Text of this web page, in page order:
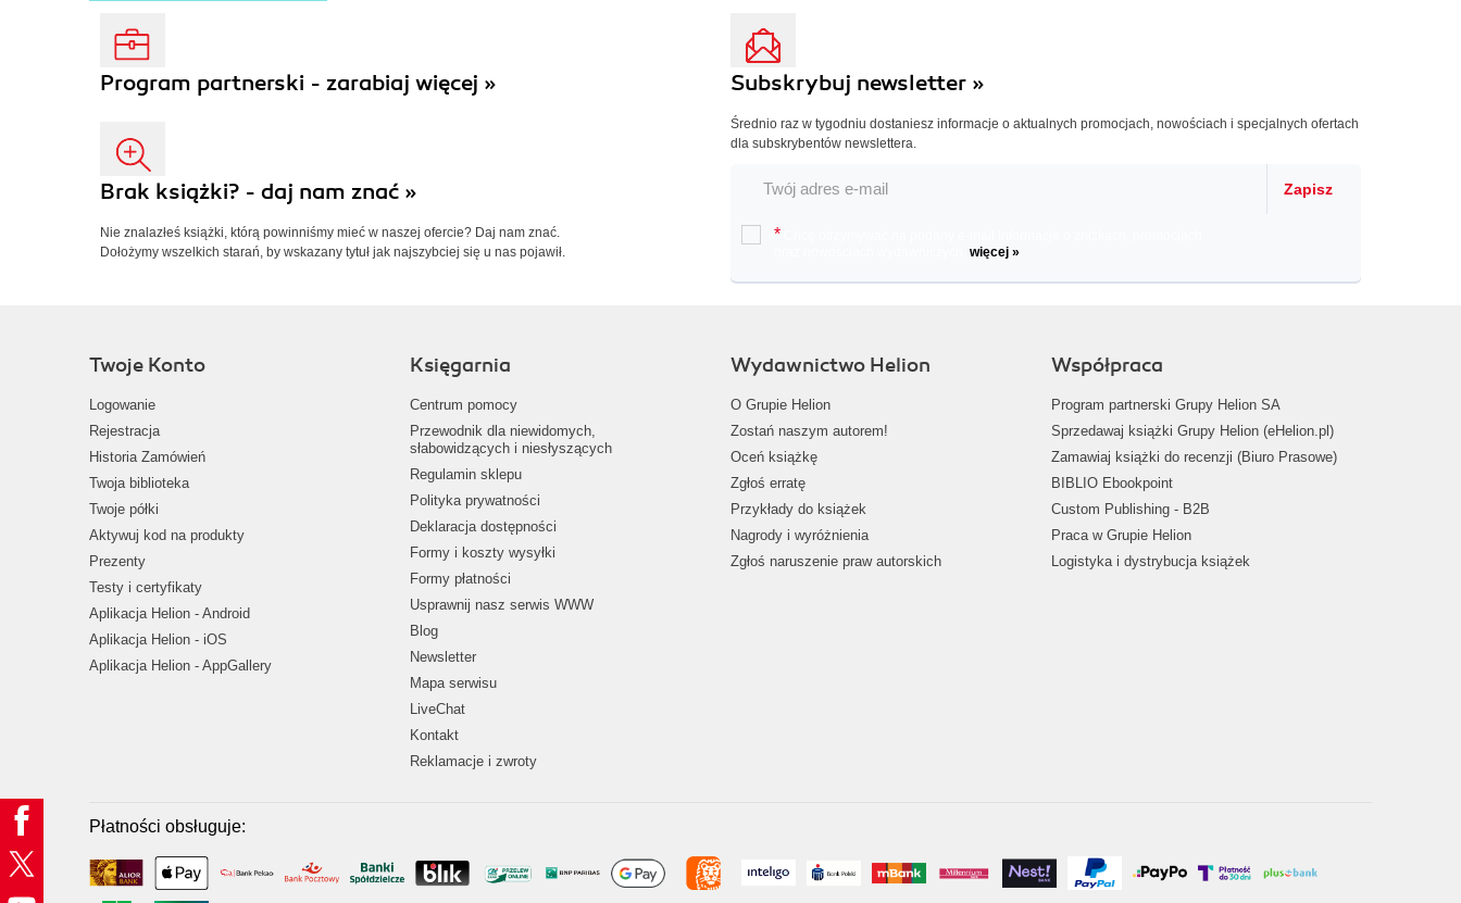
Program partnerski - zarabiaj więcej »
Brak książki? - daj nam znać »
Nie znalazłeś książki, którą powinniśmy mieć w naszej ofercie? Daj nam znać.
Dołożymy wszelkich starań, by wskazany tytuł jak najszybciej się u nas pojawił.
Subskrybuj newsletter »
Średnio raz w tygodniu dostaniesz informacje o aktualnych promocjach, nowościach i specjalnych ofertach
dla subskrybentów newslettera.
Zapisz
*
więcej »
Twoje Konto
Logowanie
Rejestracja
Historia Zamówień
Twoja biblioteka
Twoje półki
Aktywuj kod na produkty
Prezenty
Testy i certyfikaty
Aplikacja Helion - Android
Aplikacja Helion - iOS
Aplikacja Helion - AppGallery
Księgarnia
Centrum pomocy
Przewodnik dla niewidomych,
słabowidzących i niesłyszących
Regulamin sklepu
Polityka prywatności
Deklaracja dostępności
Formy i koszty wysyłki
Formy płatności
Usprawnij nasz serwis WWW
Blog
Newsletter
Mapa serwisu
LiveChat
Kontakt
Reklamacje i zwroty
Wydawnictwo Helion
O Grupie Helion
Zostań naszym autorem!
Oceń książkę
Zgłoś erratę
Przykłady do książek
Nagrody i wyróżnienia
Zgłoś naruszenie praw autorskich
Współpraca
Program partnerski Grupy Helion SA
Sprzedawaj książki Grupy Helion (eHelion.pl)
Zamawiaj książki do recenzji (Biuro Prasowe)
BIBLIO Ebookpoint
Custom Publishing - B2B
Praca w Grupie Helion
Logistyka i dystrybucja książek
Płatności obsługuje: